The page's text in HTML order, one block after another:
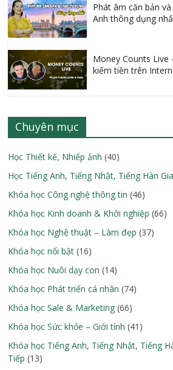
Phát âm căn bản
Anh thông dụng
Money Counts Live
kiếm tiền trên
Chuyên mục
Học Thiết kế, Nhiếp ảnh (40)
Học Tiếng Anh, Tiếng Nhật, Tiếng Hàn
Khóa học Công nghệ thông tin (46)
Khóa học Kinh doanh & Khởi nghiệp (66)
Khóa học Nghệ thuật – Làm đẹp (37)
Khóa học nổi bật (16)
Khóa học Nuôi dạy con (14)
Khóa học Phát triển cá nhân (74)
Khóa học Sale & Marketing (66)
Khóa học Sức khỏe – Giới tính (41)
Khóa học Tiếng Anh, Tiếng Nhật, Tiếng
Tiếp (13)